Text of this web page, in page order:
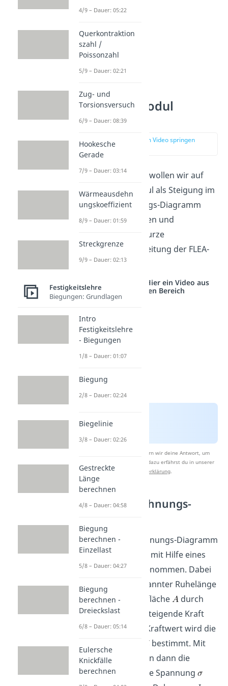
Elastizitätsmodul
Formel
zur Stelle im Video springen
In diesem Abschnitt wollen wir auf
den Elastizitätsmodul als Steigung im
Spannungs-Dehnungs-Diagramm
etwas näher eingehen und
abschließend eine kurze
experimentelle Herleitung der FLEA-
Formel aufzeigen.
Studyflix vernetzt: Hier ein Video aus
einem anderen Bereich
Nach Beantwortung speichern wir deine Antwort, um
Studyflix zu verbessern. Mehr dazu erfährst du in unserer
Datenschutzerklärung.
Spannungs-Dehnungs-
Das Spannungs-Dehnungs-Diagramm
eines Materials wird mit Hilfe eines
Zugversuches aufgenommen. Dabei
wird ein Körper bekannter Ruhelänge
und Querschnittsfläche
durch
eine kontinuierlich steigende Kraft
gedehnt. Für jeden Kraftwert wird die
bestimmt. Mit
den Daten bildet man dann die
Verhältnisse
für die Spannung
4/9 – Dauer: 05:22
Querkontraktion
szahl /
Poissonzahl
5/9 – Dauer: 02:21
Zug- und
Torsionsversuch
6/9 – Dauer: 08:39
Hookesche
Gerade
7/9 – Dauer: 03:14
Wärmeausdehn
ungskoeffizient
8/9 – Dauer: 01:59
Streckgrenze
9/9 – Dauer: 02:13
Festigkeitslehre
Biegungen: Grundlagen
Intro
Festigkeitslehre
- Biegungen
1/8 – Dauer: 01:07
Biegung
2/8 – Dauer: 02:24
Biegelinie
3/8 – Dauer: 02:26
Gestreckte
Länge
berechnen
4/8 – Dauer: 04:58
Biegung
berechnen -
Einzellast
5/8 – Dauer: 04:27
Biegung
berechnen -
Dreieckslast
6/8 – Dauer: 05:14
Eulersche
Knickfälle
berechnen